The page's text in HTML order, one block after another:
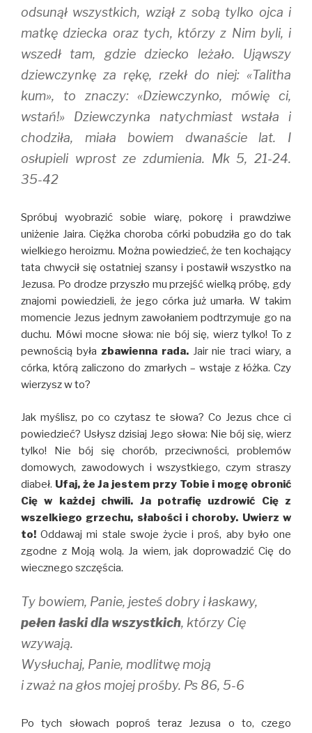
odsunął wszystkich, wziął z sobą tylko ojca i
matkę dziecka oraz tych, którzy z Nim byli, i
wszedł tam, gdzie dziecko leżało. Ująwszy
dziewczynkę za rękę, rzekł do niej: «Talitha
kum», to znaczy: «Dziewczynko, mówię ci,
wstań!» Dziewczynka natychmiast wstała i
chodziła, miała bowiem dwanaście lat. I
osłupieli wprost ze zdumienia. Mk 5, 21-24.
35-42
Spróbuj wyobrazić sobie wiarę, pokorę i prawdziwe
uniżenie Jaira. Ciężka choroba córki pobudziła go do tak
wielkiego heroizmu. Można powiedzieć, że ten kochający
tata chwycił się ostatniej szansy i postawił wszystko na
Jezusa. Po drodze przyszło mu przejść wielką próbę, gdy
znajomi powiedzieli, że jego córka już umarła. W takim
momencie Jezus jednym zawołaniem podtrzymuje go na
duchu. Mówi mocne słowa: nie bój się, wierz tylko! To z
pewnością była zbawienna rada.Jair nie traci wiary, a
córka, którą zaliczono do zmarłych – wstaje z łóżka. Czy
wierzysz w to?
Jak myślisz, po co czytasz te słowa? Co Jezus chce ci
powiedzieć? Usłysz dzisiaj Jego słowa: Nie bój się, wierz
tylko! Nie bój się chorób, przeciwności, problemów
domowych, zawodowych i wszystkiego, czym straszy
diabeł. Ufaj, że Ja jestem przy Tobie i mogę obronić
Cię w każdej chwili. Ja potrafię uzdrowić Cię z
wszelkiego grzechu, słabości i choroby. Uwierz w
to! Oddawaj mi stale swoje życie i proś, aby było one
zgodne z Moją wolą. Ja wiem, jak doprowadzić Cię do
wiecznego szczęścia.
Ty bowiem, Panie, jesteś dobry i łaskawy,
pełen łaski dla wszystkich, którzy Cię
wzywają.
Wysłuchaj, Panie, modlitwę moją
i zważ na głos mojej prośby. Ps 86, 5-6
Po tych słowach poproś teraz Jezusa o to, czego